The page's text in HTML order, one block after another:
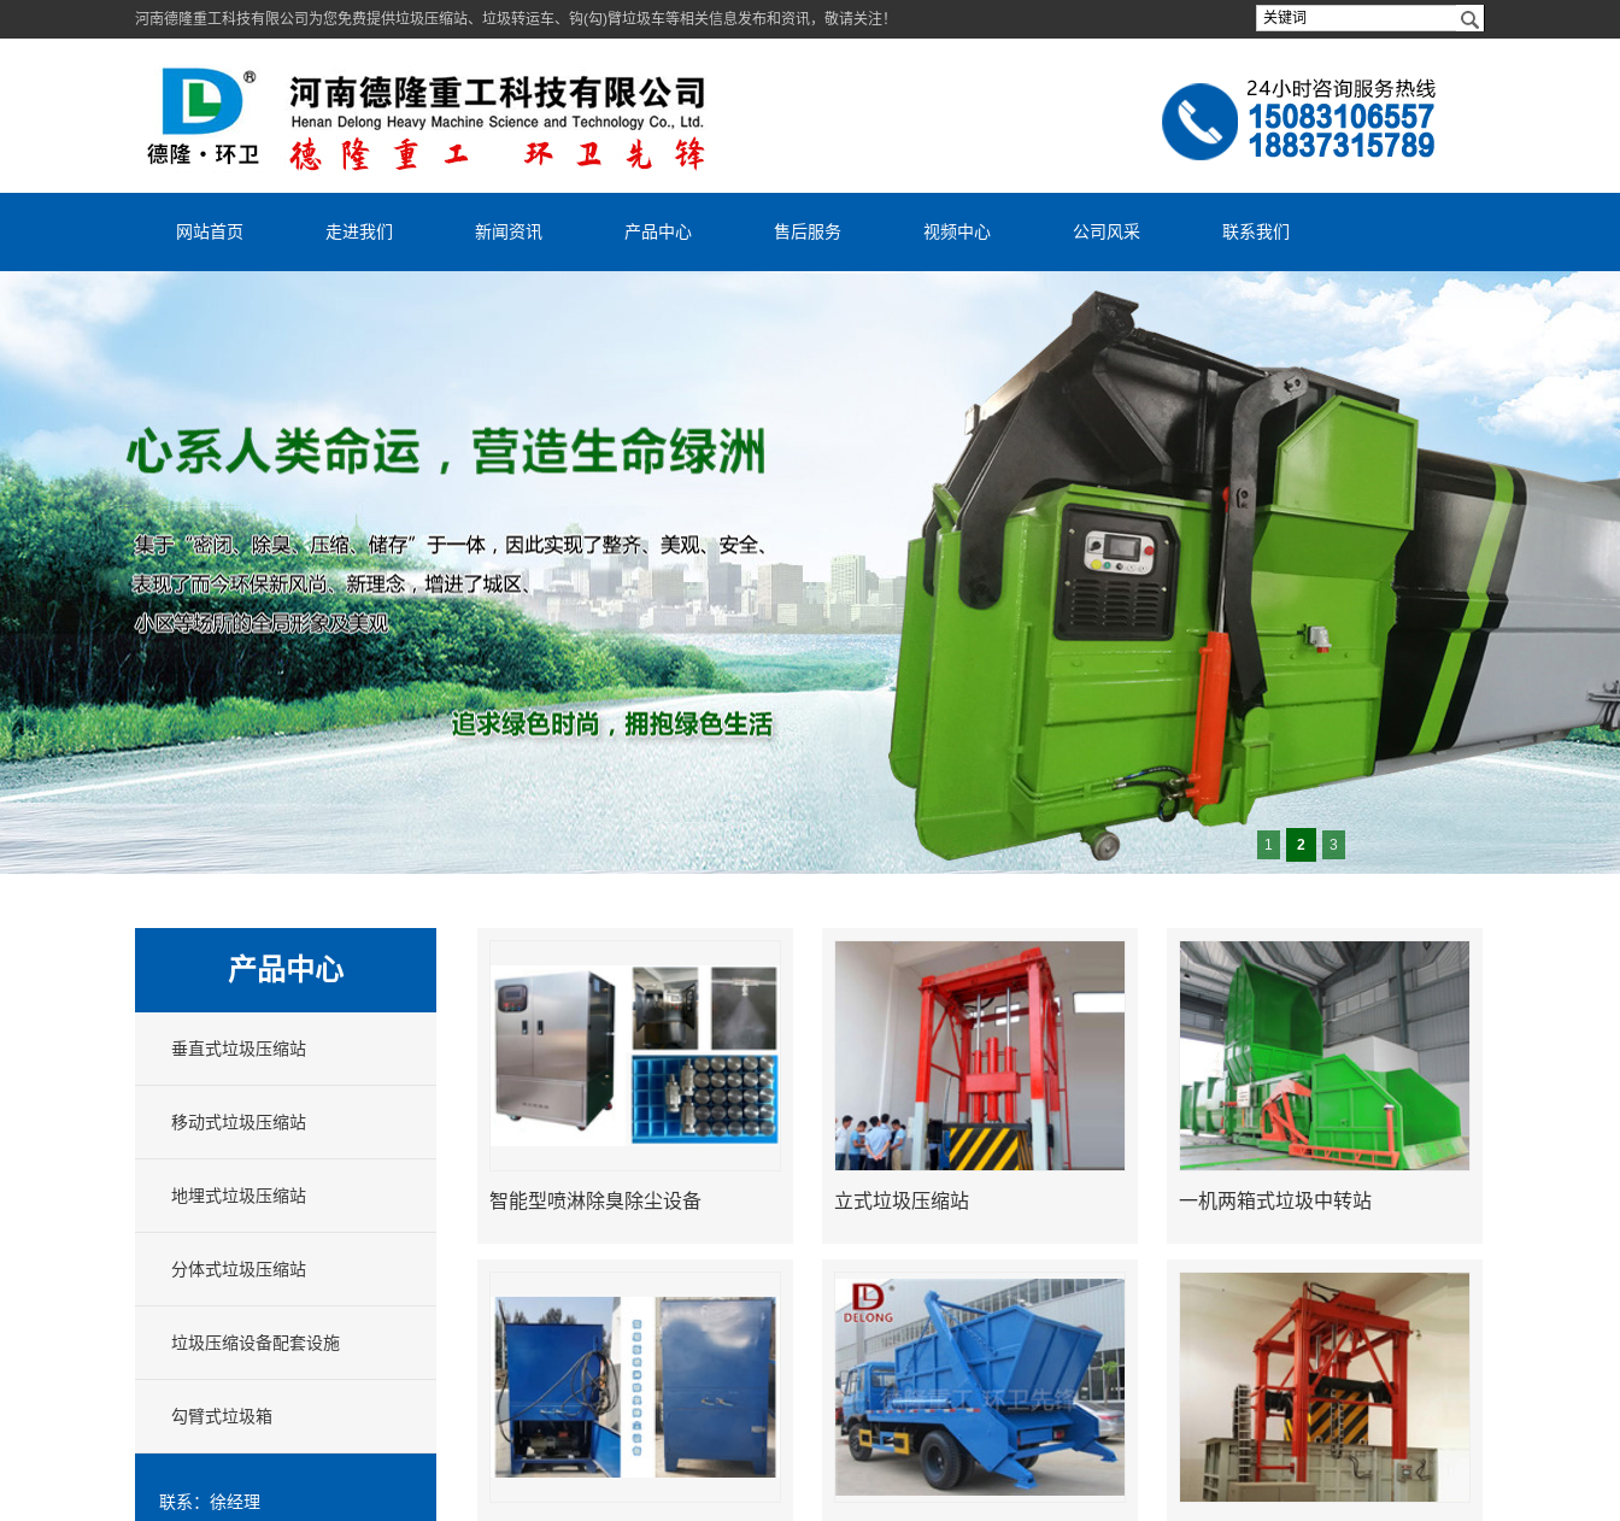
河南德隆重工科技有限公司为您免费提供垃圾压缩站、垃圾转运车、钩(勾)臂垃圾车等相关信息发布和资讯，敬请关注！
网站首页 走进我们 新闻资讯 产品中心 售后服务 视频中心 公司风采 联系我们
1 2 3
产品中心
垂直式垃圾压缩站
移动式垃圾压缩站
地埋式垃圾压缩站
分体式垃圾压缩站
垃圾压缩设备配套设施
勾臂式垃圾箱
联系：徐经理
​智能型喷淋除臭除尘设备 立式垃圾压缩站 一机两箱式垃圾中转站